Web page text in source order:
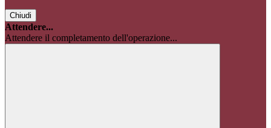
Chiudi
Attendere...
Attendere il completamento dell'operazione...